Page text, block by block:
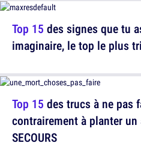
Top 15 des signes que tu
imaginaire, le top le plus
Top 15 des trucs à ne pas
contrairement à planter
SECOURS